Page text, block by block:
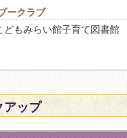
ークラブ
どもみらい館子育て図書館
アップ